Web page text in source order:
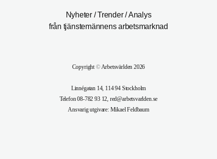
Nyheter / Trender / Analys
från tjänstemännens arbetsmarknad
Copyright©Arbetsvärlden 2026
Linnégatan 14, 114 94 Stockholm
Telefon 08-782 93 12, red@arbetsvarlden.se
Ansvarig utgivare: Mikael Feldbaum